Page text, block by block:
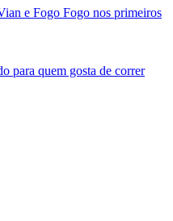
e Fogo Fogo nos primeiros
para quem gosta de correr